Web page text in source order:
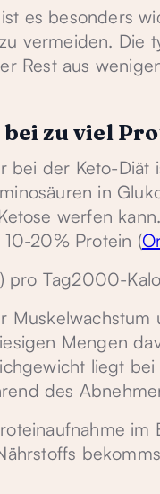
es besonders
vermeiden. Die
Rest aus
zu viel
bei der Keto-Diät
in
werfen
20% Protein (
pro Tag2000-
Mengen
liegt
des